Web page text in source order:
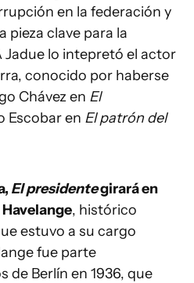
en la federación y
pieza clave para la
Jadue lo intepretó el actor
conocido por haberse
Chávez en El
Escobar en El patrón del
El presidentegirará en
, histórico
estuvo a su cargo
fue parte
de Berlín en 1936, que